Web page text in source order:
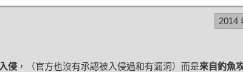
2014
侵 ，（官方也沒有承認被入侵過和有漏洞）而是來自釣魚